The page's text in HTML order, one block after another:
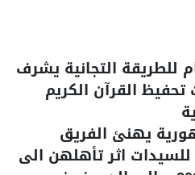
للطريقة التجانية يشرف
القرآن الكريم
يهنئ الفريق
اثر تأهلهن الى